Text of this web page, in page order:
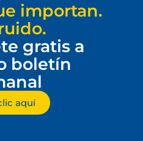
importan.
gratis a
boletín
aquí